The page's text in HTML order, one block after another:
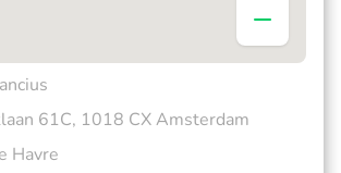
61C, 1018 CX Amsterdam
Havre